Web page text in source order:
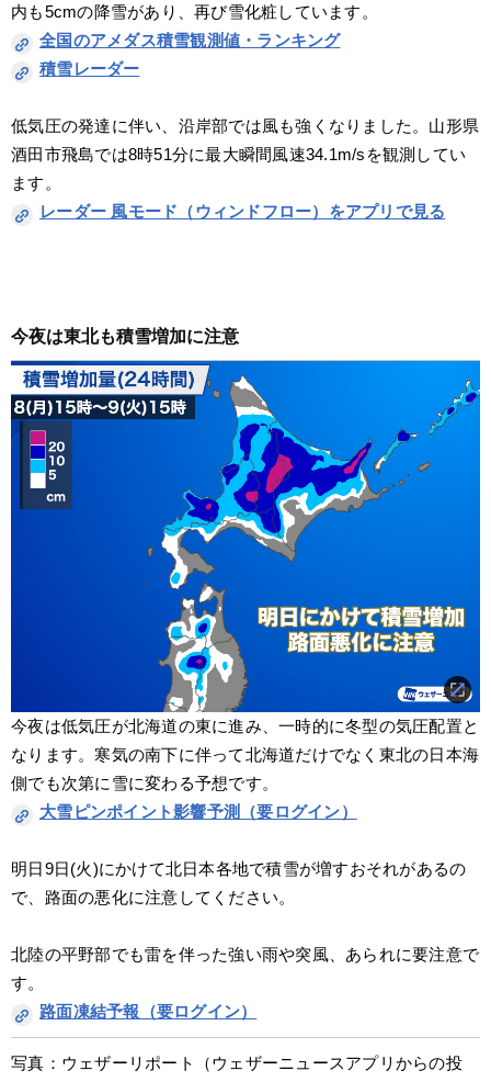
内も5cmの降雪があり、再び雪化粧しています。
全国のアメダス積雪観測値・ランキング
積雪レーダー
低気圧の発達に伴い、沿岸部では風も強くなりました。山形県
酒田市飛島では8時51分に最大瞬間風速34.1m/sを観測してい
ます。
レーダー 風モード（ウィンドフロー）をアプリで見る
今夜は東北も積雪増加に注意
今夜は低気圧が北海道の東に進み、一時的に冬型の気圧配置と
なります。寒気の南下に伴って北海道だけでなく東北の日本海
側でも次第に雪に変わる予想です。
大雪ピンポイント影響予測（要ログイン）
明日9日(火)にかけて北日本各地で積雪が増すおそれがあるの
で、路面の悪化に注意してください。
北陸の平野部でも雷を伴った強い雨や突風、あられに要注意で
す。
路面凍結予報（要ログイン）
写真：ウェザーリポート（ウェザーニュースアプリからの投